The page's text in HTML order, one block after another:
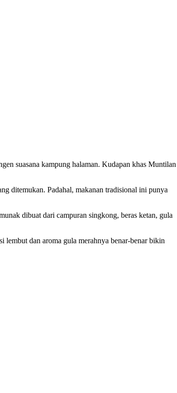
suasana kampung halaman. Kudapan khas Muntilan
ditemukan. Padahal, makanan tradisional ini punya
dibuat dari campuran singkong, beras ketan, gula
lembut dan aroma gula merahnya benar-benar bikin